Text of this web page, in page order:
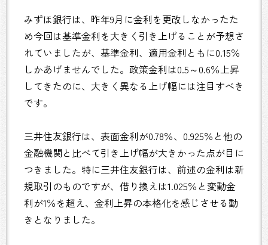
みずほ銀行は、昨年9月に金利を更改しなかったた
め今回は基準金利を大きく引き上げることが予想さ
れていましたが、基準金利、適用金利ともに0.15％
しかあげませんでした。政策金利は0.5～0.6％上昇
してきたのに、大きく異なる上げ幅には注目すべき
です。
三井住友銀行は、表面金利が0.78％、0.925％と他の
金融機関と比べて引き上げ幅が大きかった点が目に
つきました。特に三井住友銀行は、前述の金利は新
規取引のものですが、借り換えは1.025％と変動金
利が1％を超え、金利上昇の本格化を感じさせる動
きとなりました。